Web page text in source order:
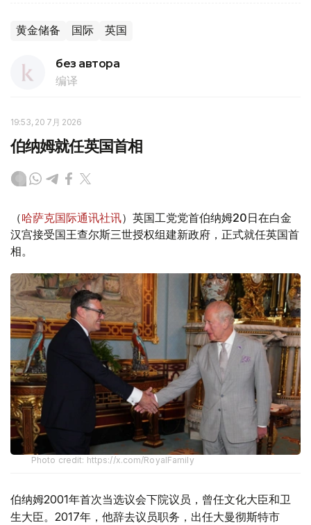
黄金储备 国际 英国
без автора
编译
19:53, 20 7月 2026
伯纳姆就任英国首相
（哈萨克国际通讯社讯）英国工党党首伯纳姆20日在白金
汉宫接受国王查尔斯三世授权组建新政府，正式就任英国首
相。
Photo credit: https://x.com/RoyalFamily
伯纳姆2001年首次当选议会下院议员，曾任文化大臣和卫
生大臣。2017年，他辞去议员职务，出任大曼彻斯特市